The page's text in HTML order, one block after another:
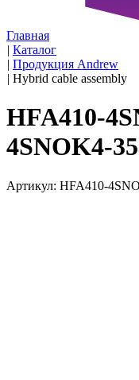
Главная
| Каталог
| Продукция Andrew
| Hybrid cable assembly
HFA410-
4SNOK4-35
Артикул: HFA410-